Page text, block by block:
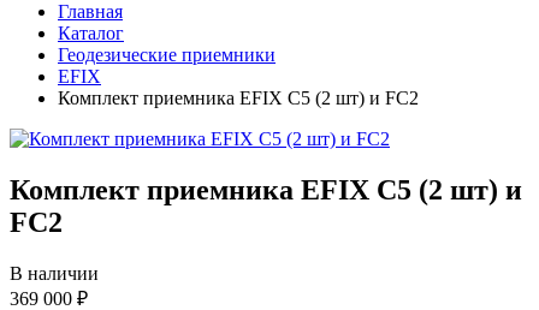
Главная
Каталог
Геодезические приемники
EFIX
Комплект приемника EFIX C5 (2 шт) и FC2
Комплект приемника EFIX C5 (2 шт) и
FC2
В наличии
369 000 ₽